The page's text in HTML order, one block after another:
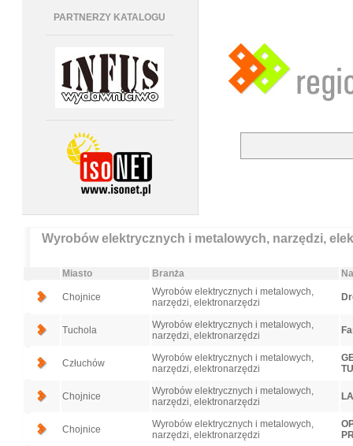
PARTNERZY KATALOGU
Wyrobów elektrycznych i metalowych, narzędzi,
Miasto Branża
Chojnice
Wyrobów elektrycznych i metalowych,
narzędzi, elektronarzędzi
Tuchola
Wyrobów elektrycznych i metalowych,
narzędzi, elektronarzędzi
Człuchów
Wyrobów elektrycznych i metalowych,
narzędzi, elektronarzędzi
Chojnice
Wyrobów elektrycznych i metalowych,
narzędzi, elektronarzędzi
Chojnice
Wyrobów elektrycznych i metalowych,
narzędzi, elektronarzędzi